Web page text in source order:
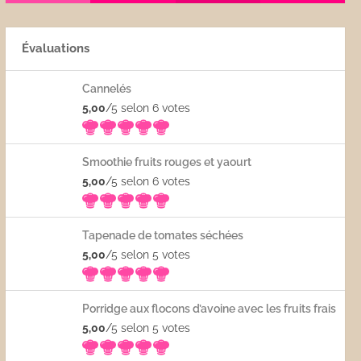
Évaluations
Cannelés
5,00/5 selon 6votes
Smoothie fruits rouges et yaourt
5,00/5 selon 6votes
Tapenade de tomates séchées
5,00/5 selon 5votes
Porridge aux flocons d’avoine avec les fruits frais
5,00/5 selon 5votes